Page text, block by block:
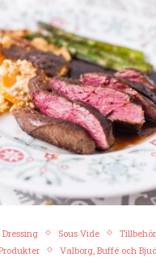
Dressing Sous Vide
Valborg, Buffé och